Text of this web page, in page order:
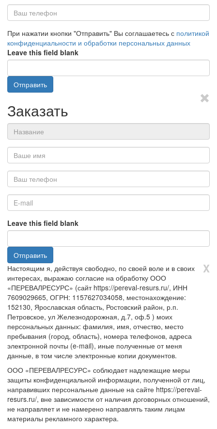
Ваше
имя
телефон
*
При нажатии кнопки "Отправить" Вы соглашаетесь с политикой
конфиденциальности и обработки персональных данных
Leave this field blank
Отправить
Заказать
Название
Ваше
имя
*Ваш
телефон
*
mail
Leave this field blank
Отправить
X
Настоящим я, действуя свободно, по своей воле и в своих
интересах, выражаю согласие на обработку ООО
«ПЕРЕВАЛРЕСУРС» (сайт https://pereval-resurs.ru/, ИНН
7609029665, ОГРН: 1157627034058, местонахождение:
152130, Ярославская область, Ростовский район, р.п.
Петровское, ул Железнодорожная, д.7, оф.5 ) моих
персональных данных: фамилия, имя, отчество, место
пребывания (город, область), номера телефонов, адреса
электронной почты (e-mail), иные полученные от меня
данные, в том числе электронные копии документов.
ООО «ПЕРЕВАЛРЕСУРС» соблюдает надлежащие меры
защиты конфиденциальной информации, полученной от лиц,
направивших персональные данные на сайте https://pereval-
resurs.ru/, вне зависимости от наличия договорных отношений,
не направляет и не намерено направлять таким лицам
материалы рекламного характера.